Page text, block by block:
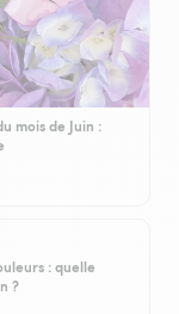
mois de Juin :
: quelle
?